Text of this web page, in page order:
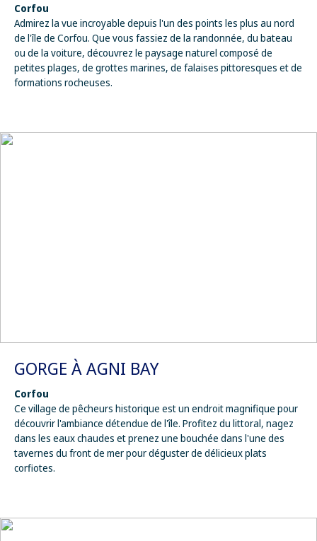
Corfou
Admirez la vue incroyable depuis l'un des points les plus au nord
de l'île de Corfou. Que vous fassiez de la randonnée, du bateau
ou de la voiture, découvrez le paysage naturel composé de
petites plages, de grottes marines, de falaises pittoresques et de
formations rocheuses.
GORGE À AGNI BAY
Corfou
Ce village de pêcheurs historique est un endroit magnifique pour
découvrir l'ambiance détendue de l'île. Profitez du littoral, nagez
dans les eaux chaudes et prenez une bouchée dans l'une des
tavernes du front de mer pour déguster de délicieux plats
corfiotes.